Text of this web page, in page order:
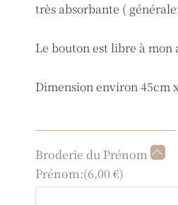
très absorbante (
Le bouton est libre à
Dimension environ 45cm
Broderie du Prénom
Prénom:(6,00 €)
quantité
de
Tapis